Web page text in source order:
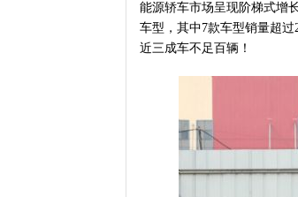
能源轿车市场呈现阶梯式增
车型，其中7款车型销量超
近三成车不足百辆！